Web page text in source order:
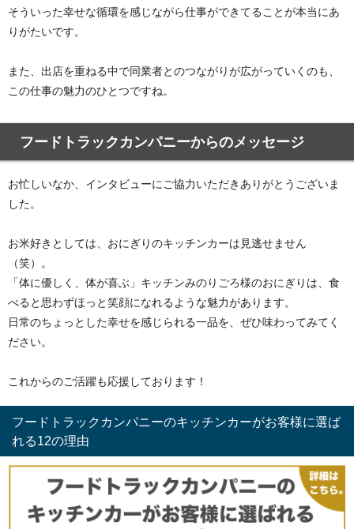
そういった幸せな循環を感じながら仕事ができてることが本当にあ
りがたいです 。
また、出店を重ねる中で同業者とのつながりが広がっていくのも、
この仕事の魅力のひとつですね。
フードトラックカンパニーからのメッセージ
お忙しいなか、インタビューにご協力いただきありがとうございま
した。
お米好きとしては、おにぎりのキッチンカーは見逃せません
（笑）。
「体に優しく、体が喜ぶ」キッチンみのりごろ様のおにぎりは、食
べると思わずほっと笑顔になれるような魅力があります。
日常のちょっとした幸せを感じられる一品を、ぜひ味わってみてく
ださい。
これからのご活躍も応援しております！
フードトラックカンパニーのキッチンカーがお客様に選ば
れる12の理由